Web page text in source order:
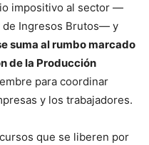
impositivo al sector —
de Ingresos Brutos— y
suma al rumbo marcado
de la Producción
para coordinar
y los trabajadores.
que se liberen por